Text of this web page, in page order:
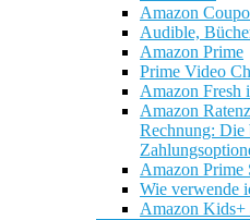
Amazon
Audible,
Amazon Prime
Prime Video
Amazon Fresh
Amazon
Rechnung: Die
Amazon Prime
Wie verwende
Amazon Kids+